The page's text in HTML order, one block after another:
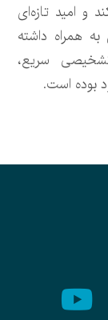
و امید تازه‌ای
همراه داشته
سریع،
بوده است.